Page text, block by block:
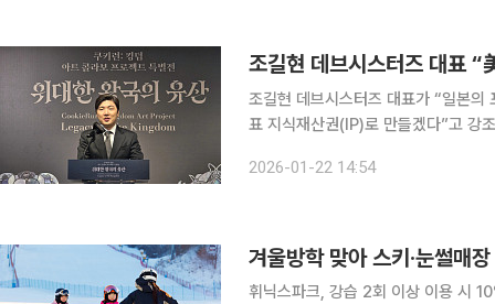
조길현 데브시스터즈 대표가 “일본의
표 지식재산권(IP)로 만들겠다”고 강조했다. 조 대표는 22일 서울 인사동에서 열린
2026-01-22 14:54
겨울방학 맞아 스키·눈썰매
휘닉스파크, 강습 2회 이상 이용 시